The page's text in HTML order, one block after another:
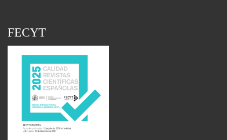
FECYT